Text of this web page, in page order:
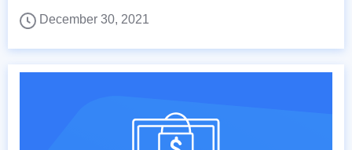
December 30, 2021